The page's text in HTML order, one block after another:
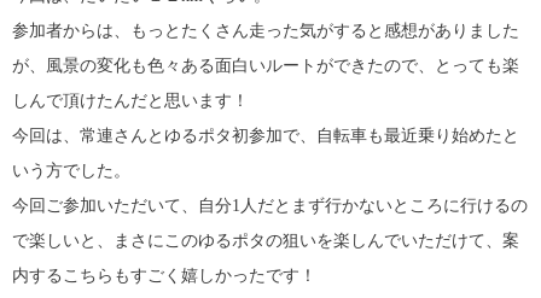
参加者からは、もっとたくさん走った気がすると感想がありました
が、風景の変化も色々ある面白いルートができたので、とっても楽
しんで頂けたんだと思います！
今回は、常連さんとゆるポタ初参加で、自転車も最近乗り始めたと
いう方でした。
今回ご参加いただいて、自分1人だとまず行かないところに行けるの
で楽しいと、まさにこのゆるポタの狙いを楽しんでいただけて、案
内するこちらもすごく嬉しかったです！